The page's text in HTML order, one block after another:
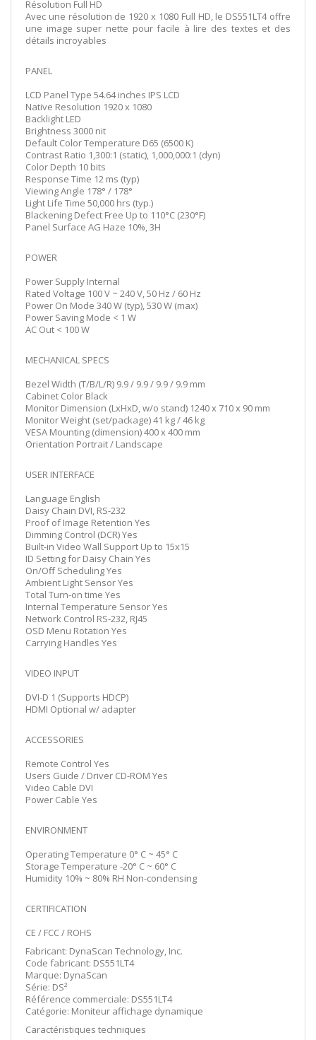
Résolution Full HD
Avec une résolution de 1920 x 1080 Full HD, le DS551LT4 offre
une image super nette pour facile à lire des textes et des
détails incroyables
PANEL
LCD Panel Type 54.64 inches IPS LCD
Native Resolution 1920 x 1080
Backlight LED
Brightness 3000 nit
Default Color Temperature D65 (6500 K)
Contrast Ratio 1,300:1 (static), 1,000,000:1 (dyn)
Color Depth 10 bits
Response Time 12 ms (typ)
Viewing Angle 178° / 178°
Light Life Time 50,000 hrs (typ.)
Blackening Defect Free Up to 110°C (230°F)
Panel Surface AG Haze 10%, 3H
POWER
Power Supply Internal
Rated Voltage 100 V ~ 240 V, 50 Hz / 60 Hz
Power On Mode 340 W (typ), 530 W (max)
Power Saving Mode < 1 W
AC Out < 100 W
MECHANICAL SPECS
Bezel Width (T/B/L/R) 9.9 / 9.9 / 9.9 / 9.9 mm
Cabinet Color Black
Monitor Dimension (LxHxD, w/o stand) 1240 x 710 x 90 mm
Monitor Weight (set/package) 41 kg / 46 kg
VESA Mounting (dimension) 400 x 400 mm
Orientation Portrait / Landscape
USER INTERFACE
Language English
Daisy Chain DVI, RS-232
Proof of Image Retention Yes
Dimming Control (DCR) Yes
Built-in Video Wall Support Up to 15x15
ID Setting for Daisy Chain Yes
On/Off Scheduling Yes
Ambient Light Sensor Yes
Total Turn-on time Yes
Internal Temperature Sensor Yes
Network Control RS-232, RJ45
OSD Menu Rotation Yes
Carrying Handles Yes
VIDEO INPUT
DVI-D 1 (Supports HDCP)
HDMI Optional w/ adapter
ACCESSORIES
Remote Control Yes
Users Guide / Driver CD-ROM Yes
Video Cable DVI
Power Cable Yes
ENVIRONMENT
Operating Temperature 0° C ~ 45° C
Storage Temperature -20° C ~ 60° C
Humidity 10% ~ 80% RH Non-condensing
CERTIFICATION
CE / FCC / ROHS
Fabricant: DynaScan Technology, Inc.
Code fabricant: DS551LT4
Marque: DynaScan
Série: DS²
Référence commerciale: DS551LT4
Catégorie: Moniteur affichage dynamique
Caractéristiques techniques